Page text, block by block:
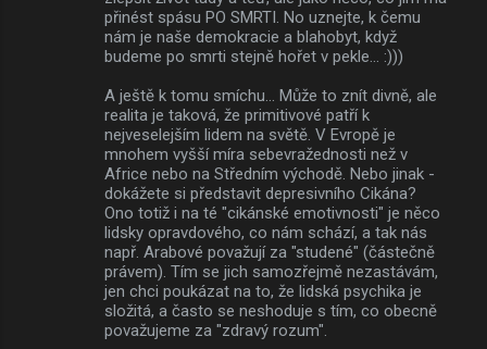
přinést spásu PO SMRTI. No uznejte, k čemu
nám je naše demokracie a blahobyt, když
budeme po smrti stejně hořet v pekle... :)))
A ještě k tomu smíchu... Může to znít divně, ale
realita je taková, že primitivové patří k
nejveselejším lidem na světě. V Evropě je
mnohem vyšší míra sebevražednosti než v
Africe nebo na Středním východě. Nebo jinak -
dokážete si představit depresivního Cikána?
Ono totiž i na té "cikánské emotivnosti" je něco
lidsky opravdového, co nám schází, a tak nás
např. Arabové považují za "studené" (částečně
právem). Tím se jich samozřejmě nezastávám,
jen chci poukázat na to, že lidská psychika je
složitá, a často se neshoduje s tím, co obecně
považujeme za "zdravý rozum".